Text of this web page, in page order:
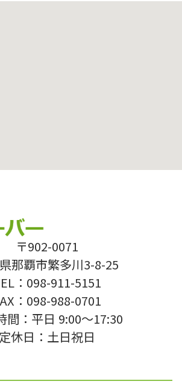
〒902-0071
那覇市繁多川3-8-25
：098-911-5151
：098-988-0701
間：平日 9:00〜17:30
定休日：土日祝日